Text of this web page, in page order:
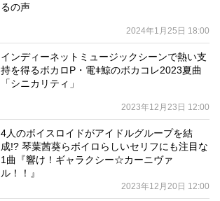
るの声
2024年1月25日 18:00
インディーネットミュージックシーンで熱い支
持を得るボカロP・電ǂ鯨のボカコレ2023夏曲
「シニカリティ」
2023年12月23日 12:00
4人のボイスロイドがアイドルグループを結
成!? 琴葉茜葵らボイロらしいセリフにも注目な
1曲『響け！ギャラクシー☆カーニヴァ
ル！！』
2023年12月20日 12:00